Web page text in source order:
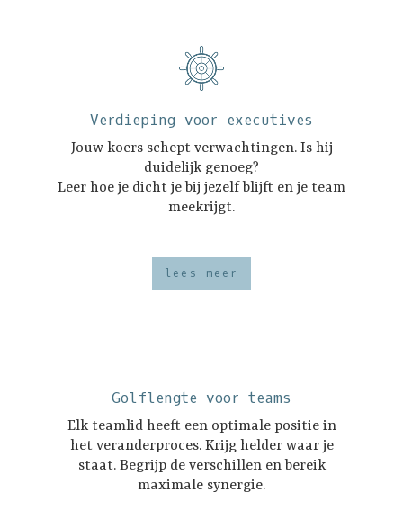
Verdieping voor executives
Jouw koers schept verwachtingen. Is hij
duidelijk genoeg?
Leer hoe je dicht je bij jezelf blijft en je team
meekrijgt.
lees meer
Golflengte voor teams
Elk teamlid heeft een optimale positie in
het veranderproces. Krijg helder waar je
staat. Begrijp de verschillen en bereik
maximale synergie.